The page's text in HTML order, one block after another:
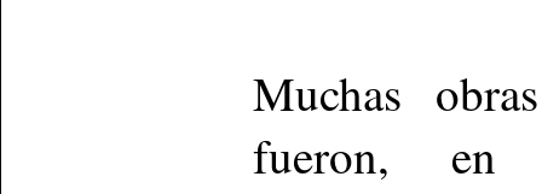
Muchas
fueron, en